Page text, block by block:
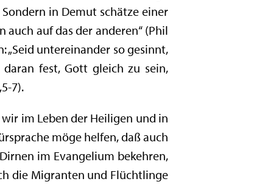
in Demut schätze einer
auch auf das der anderen“ (Phil
„Seid untereinander so gesinnt,
fest, Gott gleich zu sein,
7).
im Leben der Heiligen und in
möge helfen, daß auch
im Evangelium bekehren,
die Migranten und Flüchtlinge